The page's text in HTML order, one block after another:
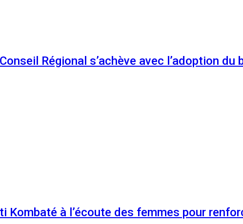
Régional s’achève avec l’adoption du
Kombaté à l’écoute des femmes pour